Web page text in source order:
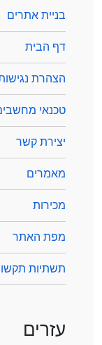
בניית אתרים
דף הבית
הצהרת
טכנאי
יצירת קשר
מאמרים
מכירות
מפת האתר
תשתיות
עזרים